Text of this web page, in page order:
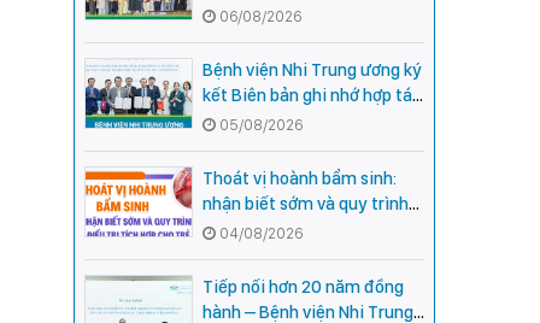
năng lực khám, chữa bệnh
Nhi khoa cho cán bộ y tế tại
các tỉnh miền núi phía Bắc
06/08/2026
Bệnh viện Nhi Trung ương ký
kết Biên bản ghi nhớ hợp tác
với Bệnh viện Nhi Quốc gia
Campuchia
05/08/2026
Thoát vị hoành bẩm sinh:
nhận biết sớm và quy trình
điều trị tích hợp cho trẻ -
chia sẻ từ các chuyên gia
hàng đầu của Bệnh Viện Nhi
Trung ương
04/08/2026
Tiếp nối hơn 20 năm đồng
hành – Bệnh viện Nhi Trung